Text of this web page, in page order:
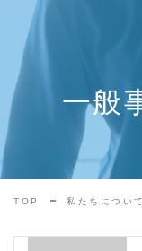
一般
TOP 私たちについて